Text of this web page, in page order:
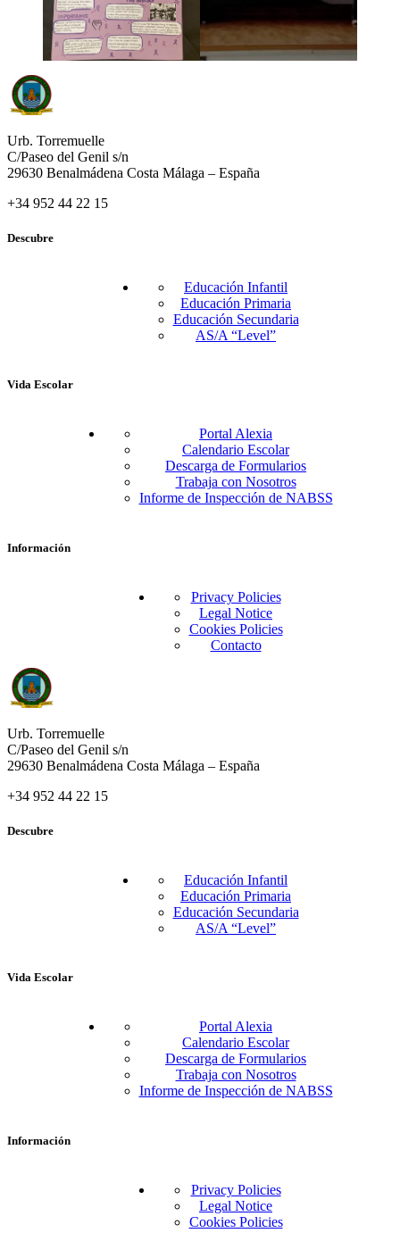
Urb. Torremuelle
C/Paseo del Genil s/n
29630 Benalmádena Costa Málaga – España
+34 952 44 22 15
Descubre
Educación Infantil
Educación Primaria
Educación Secundaria
AS/A “Level”
Vida Escolar
Portal Alexia
Calendario Escolar
Descarga de Formularios
Trabaja con Nosotros
Informe de Inspección de NABSS
Información
Privacy Policies
Legal Notice
Cookies Policies
Contacto
Urb. Torremuelle
C/Paseo del Genil s/n
29630 Benalmádena Costa Málaga – España
+34 952 44 22 15
Descubre
Educación Infantil
Educación Primaria
Educación Secundaria
AS/A “Level”
Vida Escolar
Portal Alexia
Calendario Escolar
Descarga de Formularios
Trabaja con Nosotros
Informe de Inspección de NABSS
Información
Privacy Policies
Legal Notice
Cookies Policies